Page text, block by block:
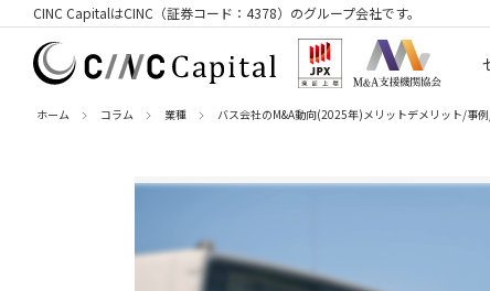
CINC CapitalはCINC（証券コード：4378）のグループ会社です。
ホーム コラム 業種